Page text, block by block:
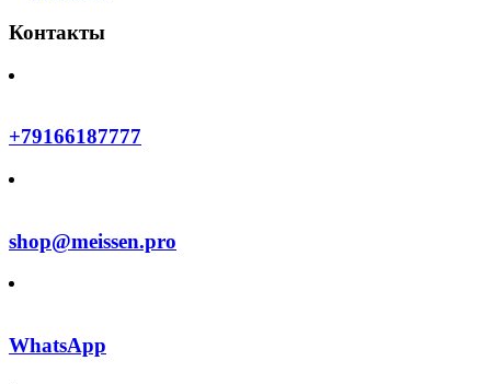
Контакты
+79166187777
shop@meissen.pro
WhatsApp